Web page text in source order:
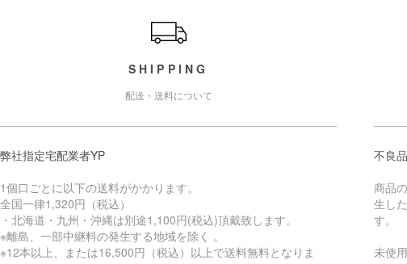
SHIPPING
配送・送料について
弊社指定宅配業者YP
1個口ごとに以下の送料がかかります。
全国一律1,320円（税込）
・北海道・九州・沖縄は別途1,100円(税込)頂戴致します。
※離島、一部中継料の発生する地域を除く 。
※12本以上、または16,500円（税込）以上で送料無料となりま
不良品
商品
生し
す。
未使